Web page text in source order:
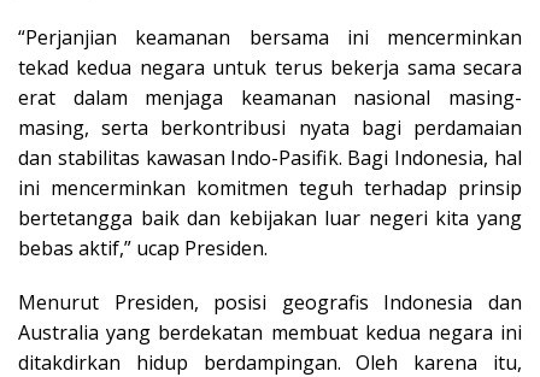
“Perjanjian keamanan bersama ini mencerminkan
tekad kedua negara untuk terus bekerja sama secara
erat dalam menjaga keamanan nasional masing-
masing, serta berkontribusi nyata bagi perdamaian
dan stabilitas kawasan Indo-Pasifik. Bagi Indonesia, hal
ini mencerminkan komitmen teguh terhadap prinsip
bertetangga baik dan kebijakan luar negeri kita yang
bebas aktif,” ucap Presiden.
Menurut Presiden, posisi geografis Indonesia dan
Australia yang berdekatan membuat kedua negara ini
ditakdirkan hidup berdampingan. Oleh karena itu,